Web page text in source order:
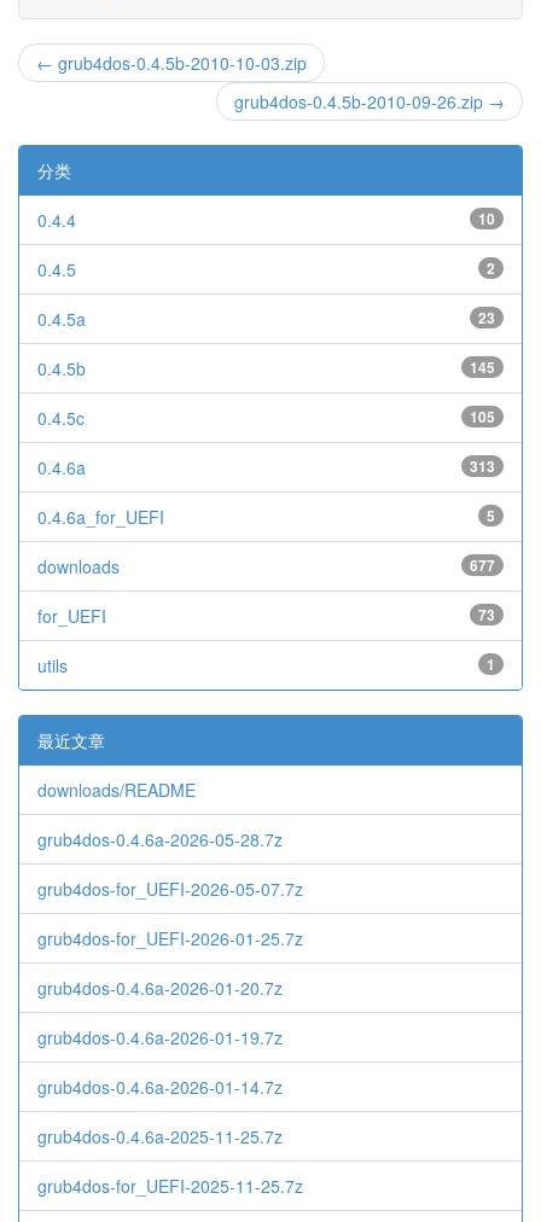
← grub4dos-0.4.5b-2010-10-03.zip
grub4dos-0.4.5b-2010-09-26.zip →
分类
10
0.4.4
2
0.4.5
23
0.4.5a
145
0.4.5b
105
0.4.5c
313
0.4.6a
5
0.4.6a_for_UEFI
677
downloads
73
for_UEFI
1
utils
最近文章
downloads/README
grub4dos-0.4.6a-2026-05-28.7z
grub4dos-for_UEFI-2026-05-07.7z
grub4dos-for_UEFI-2026-01-25.7z
grub4dos-0.4.6a-2026-01-20.7z
grub4dos-0.4.6a-2026-01-19.7z
grub4dos-0.4.6a-2026-01-14.7z
grub4dos-0.4.6a-2025-11-25.7z
grub4dos-for_UEFI-2025-11-25.7z